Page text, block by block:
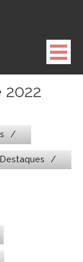
Destaques